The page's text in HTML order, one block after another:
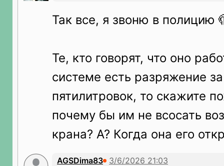
Так все, я звоню в полицию
Те, кто говорят, что оно
системе есть разряжение
пятилитровок, то скажите
почему бы им не всосать
крана? А? Когда она его
AGSDima83